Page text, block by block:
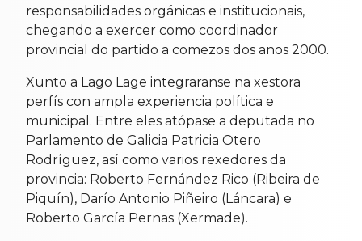
responsabilidades orgánicas e institucionais,
chegando a exercer como coordinador
provincial do partido a comezos dos anos 2000.
Xunto a Lago Lage integraranse na xestora
perfís con ampla experiencia política e
municipal. Entre eles atópase a deputada no
Parlamento de Galicia Patricia Otero
Rodríguez, así como varios rexedores da
provincia: Roberto Fernández Rico (Ribeira de
Piquín), Darío Antonio Piñeiro (Láncara) e
Roberto García Pernas (Xermade).